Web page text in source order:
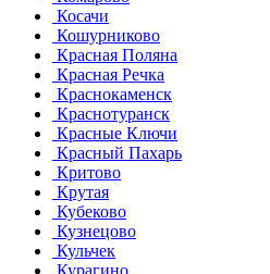
Косачи
Кошурниково
Красная Поляна
Красная Речка
Краснокаменск
Краснотуранск
Красные Ключи
Красный Пахарь
Критово
Крутая
Кубеково
Кузнецово
Кульчек
Курагино